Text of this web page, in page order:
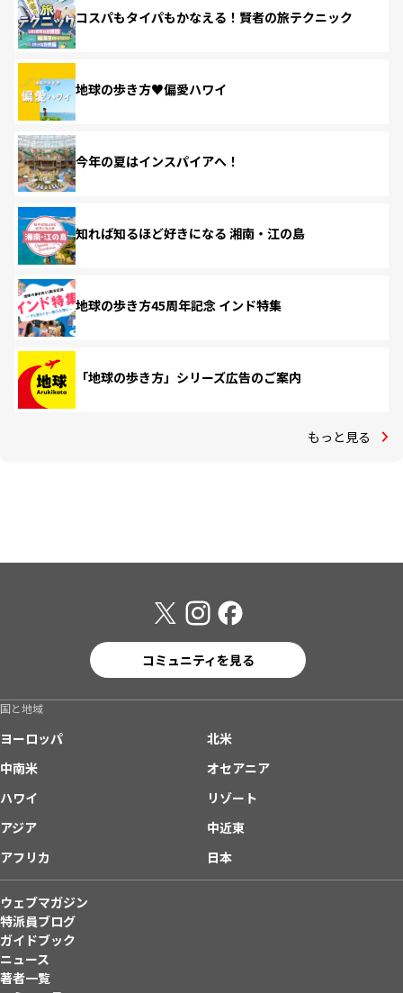
コスパもタイパもかなえる！賢者の旅テクニック
地球の歩き方♥偏愛ハワイ
今年の夏はインスパイアへ！
知れば知るほど好きになる 湘南・江の島
地球の歩き方45周年記念 インド特集
「地球の歩き方」シリーズ広告のご案内
もっと見る
コミュニティを見る
国と地域
ヨーロッパ
北米
中南米
オセアニア
ハワイ
リゾート
アジア
中近東
アフリカ
日本
ウェブマガジン
特派員ブログ
ガイドブック
ニュース
著者一覧